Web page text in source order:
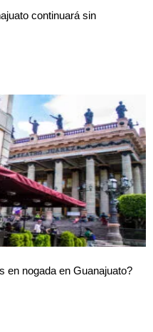
continuará sin
en nogada en Guanajuato?